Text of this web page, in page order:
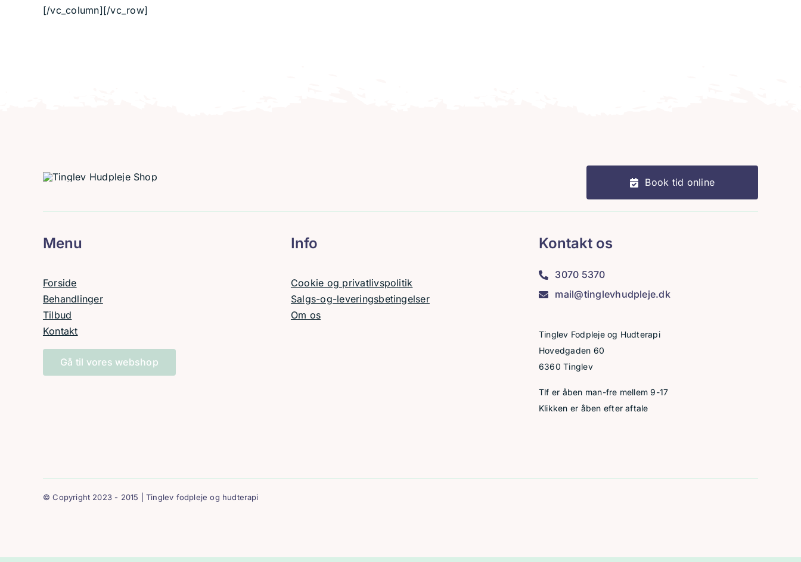
[/vc_column][/vc_row]
Book tid online
Menu
Forside
Behandlinger
Tilbud
Kontakt
Gå til vores webshop
Info
Cookie og privatlivspolitik
Salgs-og-leveringsbetingelser
Om os
Kontakt os
3070 5370
mail@tinglevhudpleje.dk
Tinglev Fodpleje og Hudterapi
Hovedgaden 60
6360 Tinglev
Tlf er åben man-fre mellem 9-17
Klikken er åben efter aftale
© Copyright 2023 - 2015 | Tinglev fodpleje og hudterapi